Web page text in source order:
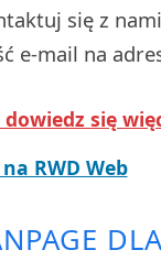
się z
e-mail na
się
RWD Web